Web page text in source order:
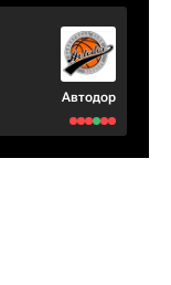
Автодор